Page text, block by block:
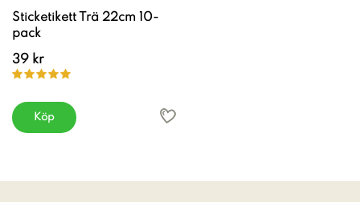
Sticketikett Trä 22cm 10-
pack
39 kr
Köp